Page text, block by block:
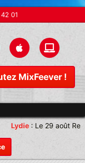
01
MixFeever !
Lydie:Le 29 août